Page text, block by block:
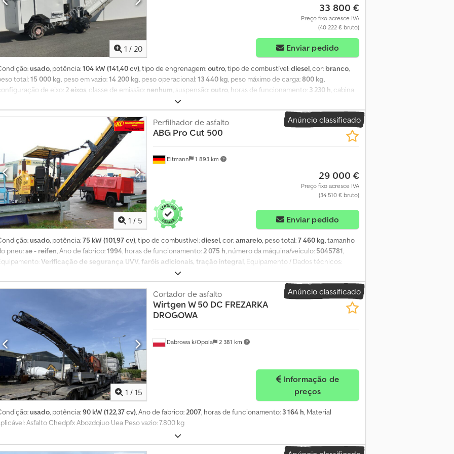
1 / 20
33 800 €
Preço fixo acresce IVA
(40 222 € bruto)
Enviar pedido
usado, potência:104 kW (141,40 cv), tipo de engrenagem:outro, tipo de combustível:diesel, cor: branco,
total:15 000 kg, peso em vazio:14 200 kg, peso operacional:13 440 kg, peso máximo de carga:800 kg,
de eixo: 2 eixos, classe de emissão: nenhum, suspensão: outro, horas de funcionamento: 3 230 h, cabina
, Diesel, cor base: branco, capacidade útil (kg): 800 Tipo de
fresadora de asfalto Wirtgen 1000 C, ano de fabricação 1991, horas de operação originais 3.230 h, peso
vazio aprox. 14.200 kg com esteira transportadora, motor diesel Deutz 6 cilindros, largura de fresagem 1.000 mm,
profundidade de fresagem 0 - 100 mm, cabeças de fresagem + esteira transportadora (ver fotos), pronta para uso.
Anúncio classificado
1 / 5
Eltmann 1 893 km
Perfilhador de asfalto
ABG Pro Cut 500
29 000 €
Preço fixo acresce IVA
(34 510 € bruto)
Enviar pedido
usado, potência:75 kW (101,97 cv), tipo de combustível:diesel, cor:amarelo, peso total:7 460 kg, tamanho
pneu:se - reifen, Ano de fabrico:1994, horas de funcionamento:2 075 h, número da máquina/veículo: 5045781,
Verificação de segurança UVV, faróis adicionais, tração integral, Equipamento / Dados técnicos:
Motor diesel Deutz BF6L 913 de 5 cilindros com 64 kW (87 cv) Csdpoi Rtxhofx Ab Usha Tração integral Largura de
500 mm Profundidade de fresagem 130 mm Correia transportadora de carga Tanque de água
Anúncio classificado
1 / 15
Dabrowa k/Opola 2 381 km
Cortador de asfalto
Wirtgen W 50 DC FREZARKA
DROGOWA
preços
usado, potência:90 kW (122,37 cv), Ano de fabrico:2007, horas de funcionamento: 3 164 h, Material
Asfalto Chedpfx Abozdqiuo Uea Peso vazio: 7.800 kg